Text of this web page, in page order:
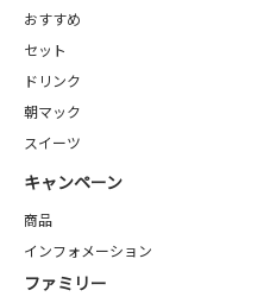
おすすめ
セット
ドリンク
朝マック
スイーツ
キャンペーン
商品
インフォメーション
ファミリー